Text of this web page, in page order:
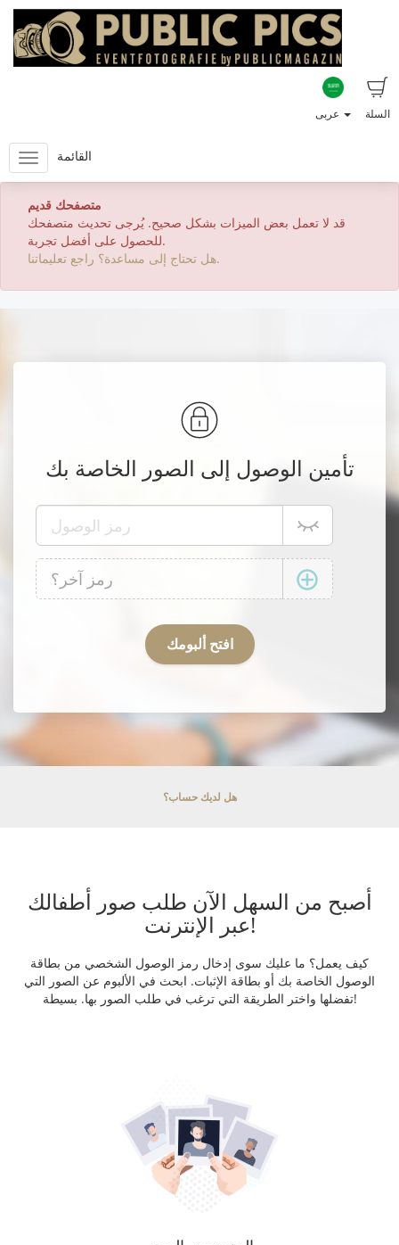
السلة
القائمة
متصفحك قديم
قد لا تعمل بعض الميزات بشكل صحيح. يُرجى تحديث متصفحك
للحصول على أفضل تجربة.
هل تحتاج إلى مساعدة؟ راجع تعليماتنا.
تأمين الوصول إلى الصور الخاصة بك
هل لديك حساب؟
أصبح من السهل الآن طلب صور أطفالك
عبر الإنترنت!
كيف يعمل؟ ما عليك سوى إدخال رمز الوصول الشخصي من بطاقة
الوصول الخاصة بك أو بطاقة الإثبات. ابحث في الألبوم عن الصور التي
تفضلها واختر الطريقة التي ترغب في طلب الصور بها. بسيطة!